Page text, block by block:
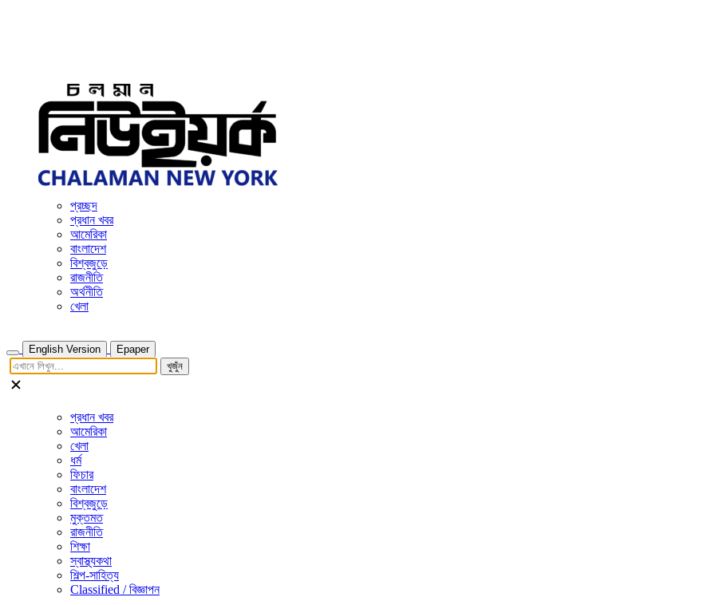
প্রচ্ছদ
প্রধান খবর
আমেরিকা
বাংলাদেশ
বিশ্বজুড়ে
রাজনীতি
অর্থনীতি
খেলা
English Version
Epaper
খুজুঁন
প্রধান খবর
আমেরিকা
খেলা
ধর্ম
ফিচার
বাংলাদেশ
বিশ্বজুড়ে
মুক্তমত
রাজনীতি
শিক্ষা
স্বাস্থ্যকথা
শিল্প-সাহিত্য
Classified / বিজ্ঞাপন